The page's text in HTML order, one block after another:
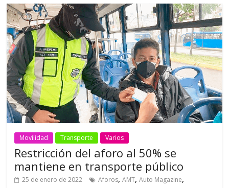
Movilidad Transporte Varios
Restricción del aforo al 50% se
mantiene en transporte público
25 de enero de 2022 Aforos,AMT,Auto Magazine,